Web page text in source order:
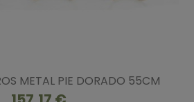
METAL PIE DORADO 55CM